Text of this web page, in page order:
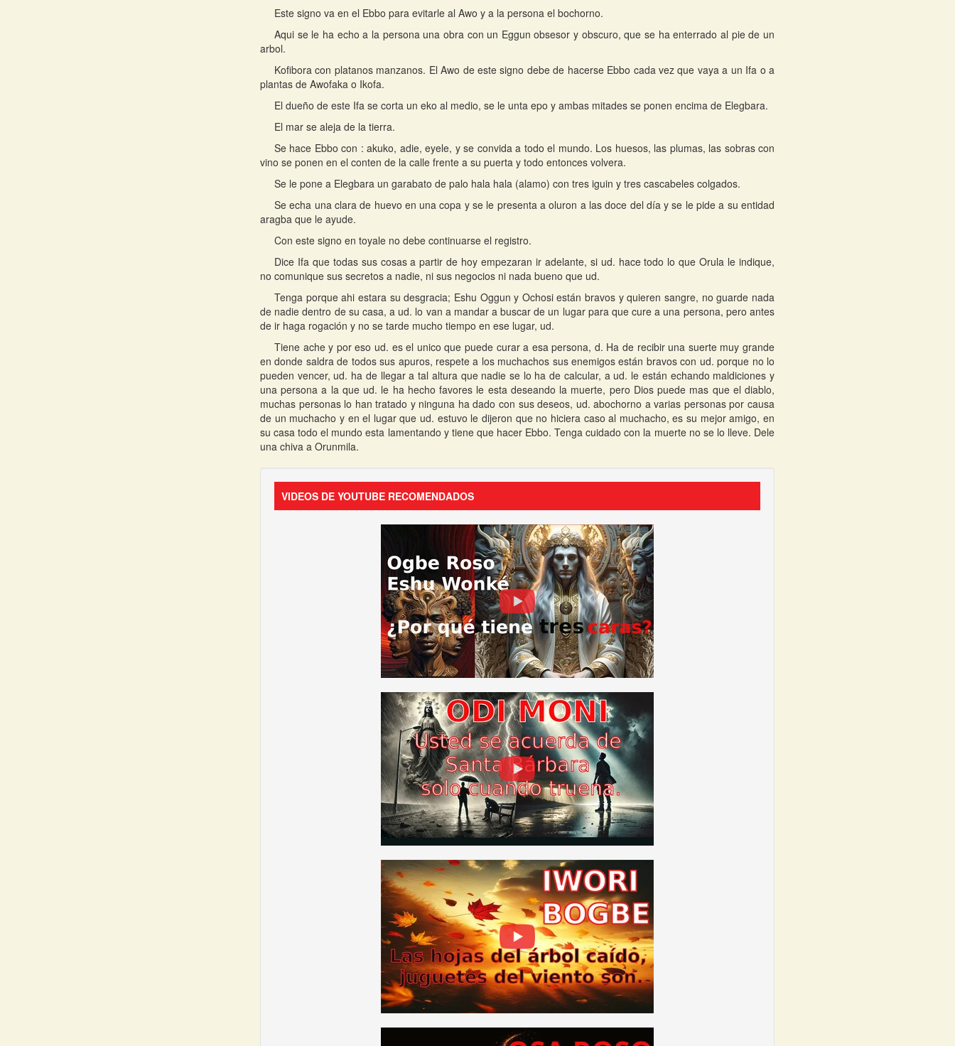
Este signo va en el Ebbo para evitarle al Awo y a la persona el bochorno.
Aqui se le ha echo a la persona una obra con un Eggun obsesor y obscuro, que se ha enterrado al pie de un
arbol.
Kofibora con platanos manzanos. El Awo de este signo debe de hacerse Ebbo cada vez que vaya a un Ifa o a
plantas de Awofaka o Ikofa.
El dueño de este Ifa se corta un eko al medio, se le unta epo y ambas mitades se ponen encima de Elegbara.
El mar se aleja de la tierra.
Se hace Ebbo con : akuko, adie, eyele, y se convida a todo el mundo. Los huesos, las plumas, las sobras con
vino se ponen en el conten de la calle frente a su puerta y todo entonces volvera.
Se le pone a Elegbara un garabato de palo hala hala (alamo) con tres iguin y tres cascabeles colgados.
Se echa una clara de huevo en una copa y se le presenta a oluron a las doce del día y se le pide a su entidad
aragba que le ayude.
Con este signo en toyale no debe continuarse el registro.
Dice Ifa que todas sus cosas a partir de hoy empezaran ir adelante, si ud. hace todo lo que Orula le indique,
no comunique sus secretos a nadie, ni sus negocios ni nada bueno que ud.
Tenga porque ahi estara su desgracia; Eshu Oggun y Ochosi están bravos y quieren sangre, no guarde nada
de nadie dentro de su casa, a ud. lo van a mandar a buscar de un lugar para que cure a una persona, pero antes
de ir haga rogación y no se tarde mucho tiempo en ese lugar, ud.
Tiene ache y por eso ud. es el unico que puede curar a esa persona, d. Ha de recibir una suerte muy grande
en donde saldra de todos sus apuros, respete a los muchachos sus enemigos están bravos con ud. porque no lo
pueden vencer, ud. ha de llegar a tal altura que nadie se lo ha de calcular, a ud. le están echando maldiciones y
una persona a la que ud. le ha hecho favores le esta deseando la muerte, pero Dios puede mas que el diablo,
muchas personas lo han tratado y ninguna ha dado con sus deseos, ud. abochorno a varias personas por causa
de un muchacho y en el lugar que ud. estuvo le dijeron que no hiciera caso al muchacho, es su mejor amigo, en
su casa todo el mundo esta lamentando y tiene que hacer Ebbo. Tenga cuidado con la muerte no se lo lleve. Dele
una chiva a Orunmila.
VIDEOS DE YOUTUBE RECOMENDADOS